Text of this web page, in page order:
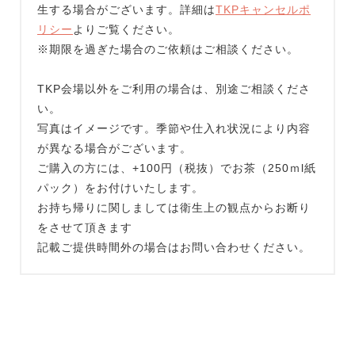
生する場合がございます。詳細はTKPキャンセルポ
リシー よりご覧ください。
※期限を過ぎた場合のご依頼はご相談ください。
TKP会場以外をご利用の場合は、別途ご相談くださ
い。
写真はイメージです。季節や仕入れ状況により内容
が異なる場合がございます。
ご購入の方には、+100円（税抜）でお茶（250ｍl紙
パック）をお付けいたします。
お持ち帰りに関しましては衛生上の観点からお断り
をさせて頂きます
記載ご提供時間外の場合はお問い合わせください。